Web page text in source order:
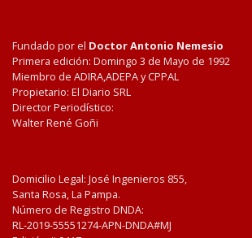
Fundado por el Doctor Antonio Nemesio
Primera edición: Domingo 3 de Mayo de 1992
Miembro de ADIRA,ADEPA y CPPAL
Propietario: El Diario SRL
Director Periodístico:
Walter René Goñi
Domicilio Legal: José Ingenieros 855,
Santa Rosa, La Pampa.
Número de Registro DNDA:
RL-2019-55551274-APN-DNDA#MJ